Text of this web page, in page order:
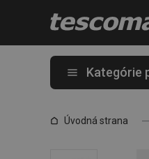
Kategórie
Úvodná strana